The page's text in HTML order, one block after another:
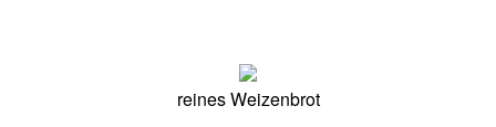
reines Weizenbrot